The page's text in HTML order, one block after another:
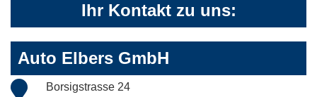
Ihr Kontakt zu uns:
Auto Elbers GmbH
Borsigstrasse 24